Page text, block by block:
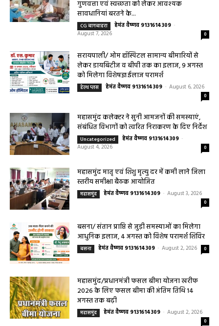
गुणवत्ता एवं स्वच्छता को लेकर आवश्यक
सावधानियां बरतने के...
CG बागबाहरा हेमंत वैष्णव 9131614309 -
August 7, 2026
0
सरायपाली/ ओम हॉस्पिटल सामान्य बीमारियों से
लेकर डायबिटीज व बीपी तक का इलाज, 9 अगस्त
को मिलेगा विशेषज्ञ ईलाज परामर्श
हेल्थ प्लस हेमंत वैष्णव 9131614309 - August 6, 2026
0
महासमुंद कलेक्टर ने सुनी आमजनों की समस्याएं,
संबंधित विभागों को त्वरित निराकरण के दिए निर्देश
Uncategorized हेमंत वैष्णव 9131614309 -
August 4, 2026
0
महासमुंद मातृ एवं शिशु मृत्यु दर में कमी लाने जिला
स्तरीय समीक्षा बैठक आयोजित
महासमुंद हेमंत वैष्णव 9131614309 - August 3, 2026
0
बसना/ संतान प्राप्ति से जुड़ी समस्याओं का मिलेगा
आधुनिक इलाज, 4 अगस्त को विशेष परामर्श शिविर
बसना हेमंत वैष्णव 9131614309 - August 2, 2026 0
महासमुंद/प्रधानमंत्री फसल बीमा योजना खरीफ
2026 के लिए फसल बीमा की अंतिम तिथि 14
अगस्त तक बढ़ी
महासमुंद हेमंत वैष्णव 9131614309 - August 2, 2026
0